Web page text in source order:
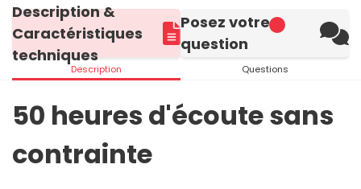
Description &
Caractéristiques
techniques
Description
Posez votre
question
Questions
50 heures d'écoute sans
contrainte